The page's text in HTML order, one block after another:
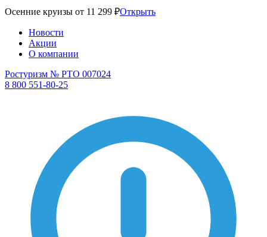
Осенние круизы от 11 299 ₽Открыть
Новости
Акции
О компании
Ростуризм № РТО 007024
8 800 551-80-25